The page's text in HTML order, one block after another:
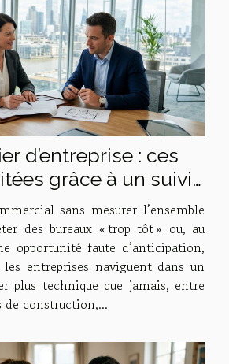
d’entreprise : ces
grâce à un suivi
sans mesurer l’ensemble
des bureaux « trop tôt » ou, au
opportunité faute d’anticipation,
entreprises naviguent dans un
plus technique que jamais, entre
construction,...